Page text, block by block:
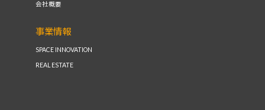
会社概要
事業情報
SPACE INNOVATION
REAL ESTATE